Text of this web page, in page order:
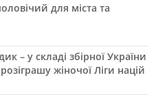
для міста та
– у складі збірної України
жіночої Ліги націй